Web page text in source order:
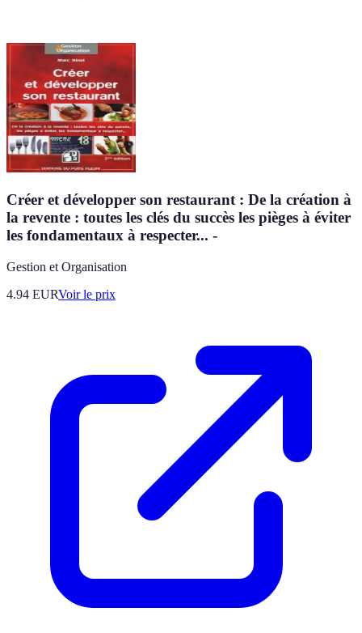
Créer et développer son restaurant : De la création à
la revente : toutes les clés du succès les pièges à éviter
les fondamentaux à respecter... -
Gestion et Organisation
4.94 EURVoir le prix